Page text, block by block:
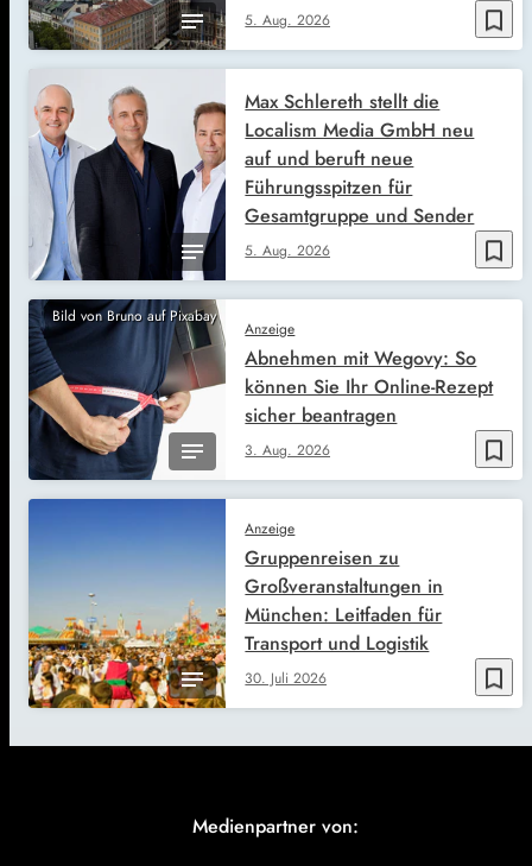
bookmark_border
5. Aug. 2026
bookmark_border
5. Aug. 2026
Max Schlereth stellt die
Localism Media GmbH neu
auf und beruft neue
Führungsspitzen für
Gesamtgruppe und Sender
Bild von Bruno auf Pixabay
bookmark_border
Anzeige
3. Aug. 2026
Abnehmen mit Wegovy: So
können Sie Ihr Online-Rezept
sicher beantragen
bookmark_border
Anzeige
30. Juli 2026
Gruppenreisen zu
Großveranstaltungen in
München: Leitfaden für
Transport und Logistik
Medienpartner von: